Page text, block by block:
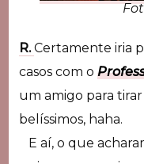
R.Certamente iria
casos com o
um amigo para
belíssimos, haha.
E aí, o que